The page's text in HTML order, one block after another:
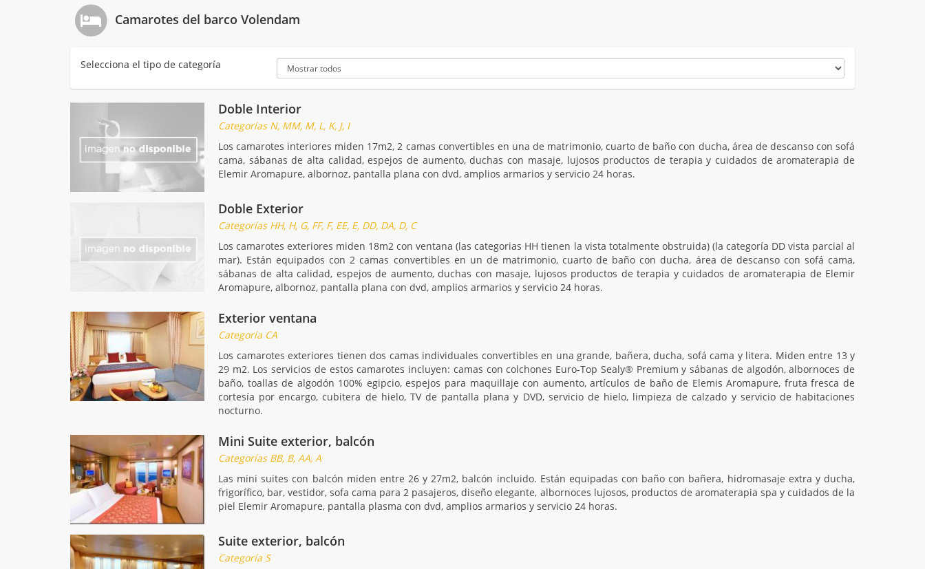
Camarotes del barco Volendam
Selecciona el tipo de categoría
Doble Interior
Categorías N, MM, M, L, K, J, I
Los camarotes interiores miden 17m2, 2 camas convertibles en una de matrimonio, cuarto de baño con ducha, área de descanso con sofá
cama, sábanas de alta calidad, espejos de aumento, duchas con masaje, lujosos productos de terapia y cuidados de aromaterapia de
Elemir Aromapure, albornoz, pantalla plana con dvd, amplios armarios y servicio 24 horas.
Doble Exterior
Categorías HH, H, G, FF, F, EE, E, DD, DA, D, C
Los camarotes exteriores miden 18m2 con ventana (las categorias HH tienen la vista totalmente obstruida) (la categoría DD vista parcial al
mar). Están equipados con 2 camas convertibles en un de matrimonio, cuarto de baño con ducha, área de descanso con sofá cama,
sábanas de alta calidad, espejos de aumento, duchas con masaje, lujosos productos de terapia y cuidados de aromaterapia de Elemir
Aromapure, albornoz, pantalla plana con dvd, amplios armarios y servicio 24 horas.
Exterior ventana
Categoría CA
Los camarotes exteriores tienen dos camas individuales convertibles en una grande, bañera, ducha, sofá cama y litera. Miden entre 13 y
29 m2. Los servicios de estos camarotes incluyen: camas con colchones Euro-Top Sealy® Premium y sábanas de algodón, albornoces de
baño, toallas de algodón 100% egipcio, espejos para maquillaje con aumento, artículos de baño de Elemis Aromapure, fruta fresca de
cortesía por encargo, cubitera de hielo, TV de pantalla plana y DVD, servicio de hielo, limpieza de calzado y servicio de habitaciones
nocturno.
Mini Suite exterior, balcón
Categorías BB, B, AA, A
Las mini suites con balcón miden entre 26 y 27m2, balcón incluido. Están equipadas con baño con bañera, hidromasaje extra y ducha,
frigorífico, bar, vestidor, sofa cama para 2 pasajeros, diseño elegante, albornoces lujosos, productos de aromaterapia spa y cuidados de la
piel Elemir Aromapure, pantalla plasma con dvd, amplios armarios y servicio 24 horas.
Suite exterior, balcón
Categoría S